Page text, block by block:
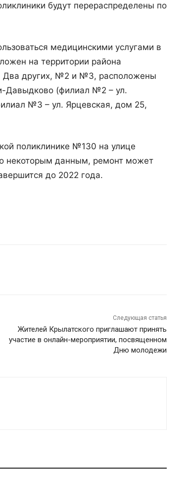
будут перераспределены по
медицинскими услугами в
на территории района
Два других, №2 и №3, расположены
Давыдково (филиал №2 – ул.
№3 – ул. Ярцевская, дом 25,
поликлинике №130 на улице
некоторым данным, ремонт может
до 2022 года.
Следующая статья
Жителей Крылатского приглашают принять
участие в онлайн-мероприятии, посвященном
Дню молодежи